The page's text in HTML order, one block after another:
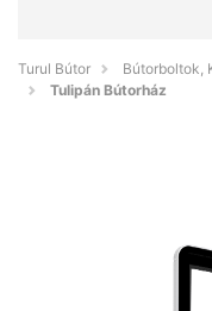
Turul Bútor
Bútorboltok,
Tulipán Bútorház